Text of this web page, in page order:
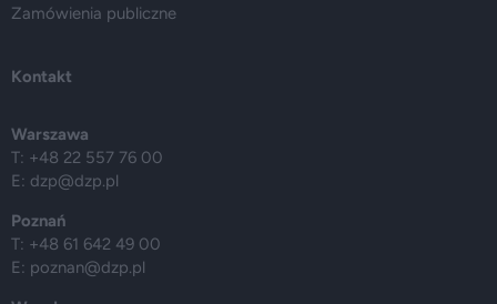
Zamówienia publiczne
Kontakt
Warszawa
T: +48 22 557 76 00
E: dzp@dzp.pl
Poznań
T: +48 61 642 49 00
E: poznan@dzp.pl